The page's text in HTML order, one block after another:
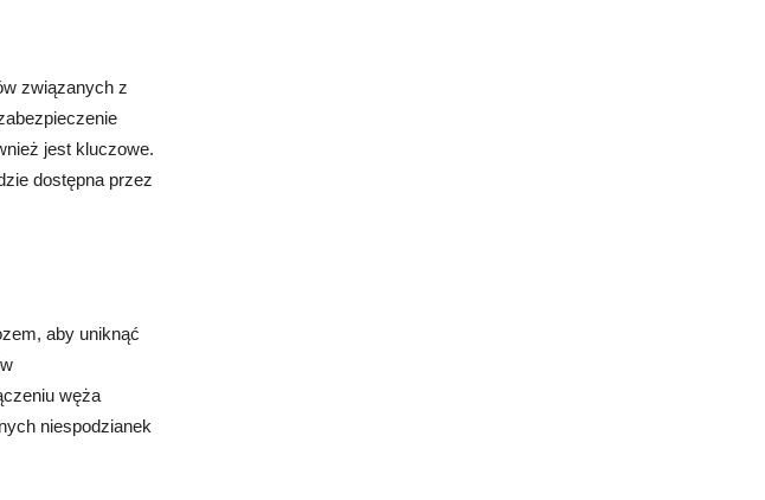
związanych z
jest kluczowe.
dostępna przez
aby uniknąć
węża
niespodzianek